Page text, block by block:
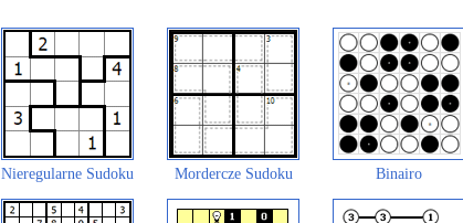
Nieregularne Sudoku Mordercze Sudoku Binairo